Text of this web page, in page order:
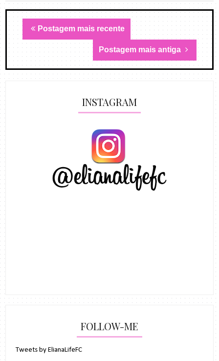
Postagem mais recente
Postagem mais antiga
INSTAGRAM
FOLLOW-ME
Tweets by ElianaLifeFC